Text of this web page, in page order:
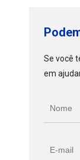
Se você
em